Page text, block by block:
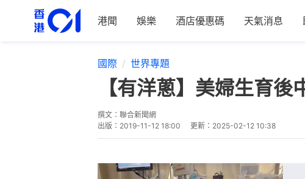
港聞 娛樂 酒店優惠碼 天氣消息
國際 世界專題
【有洋蔥】美婦生育
撰文： 聯合新聞網
出版： 2019-11-12 18:00 更新： 2025-02-12 10:38